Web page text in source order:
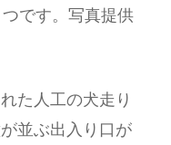
です。写真提供
た人工の犬走り
並ぶ出入り口が